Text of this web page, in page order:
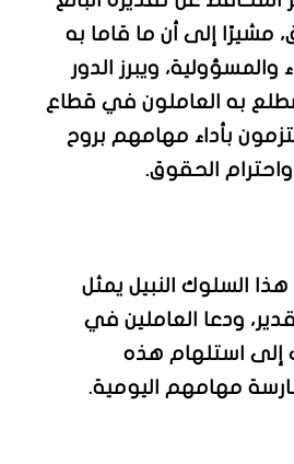
مشيرًا إلى أن ما قاما به
ويبرز الدور
به العاملون في قطاع
بأداء مهامهم بروح
الحقوق.
السلوك النبيل يمثل
ودعا العاملين في
إلى استلهام هذه
مهامهم اليومية.